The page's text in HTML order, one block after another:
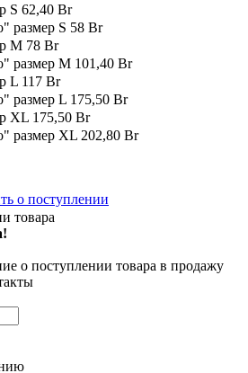
S 62,40 Br
размер S 58 Br
М 78 Br
размер М 101,40 Br
L 117 Br
размер L 175,50 Br
XL 175,50 Br
размер XL 202,80 Br
о поступлении
товара
о поступлении товара в продажу